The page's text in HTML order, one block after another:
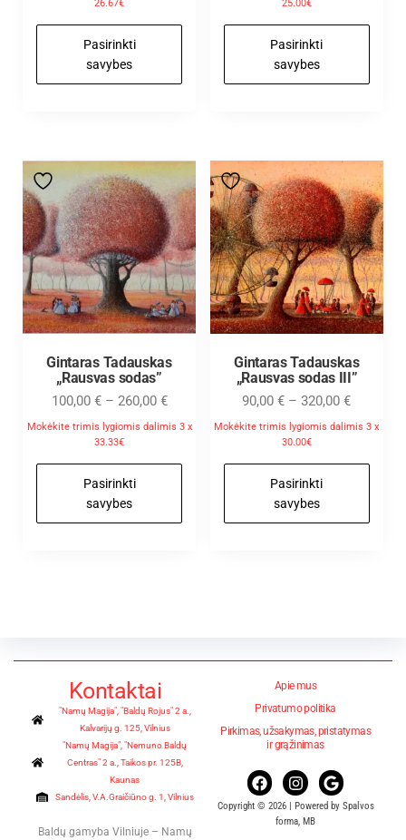
26.67€
Pasirinkti
savybes
25.00€
Pasirinkti
savybes
Gintaras Tadauskas
„Rausvas sodas”
100,00 € – 260,00 €
Mokėkite trimis lygiomis dalimis 3 x
33.33€
Pasirinkti
savybes
Gintaras Tadauskas
„Rausvas sodas III”
90,00€ – 320,00€
Mokėkite trimis lygiomis dalimis 3 x
30.00€
Pasirinkti
savybes
Kontaktai
"Namų Magija", "Baldų Rojus" 2 a.,
Kalvarijų g. 125, Vilnius
"Namų Magija", "Nemuno Baldų
Centras" 2 a., Taikos pr. 125B,
Kaunas
Sandėlis, V.A.Graičiūno g. 1, Vilnius
Baldų gamyba Vilniuje – Namų
Apie mus
Privatumo politika
Pirkimas, užsakymas, pristatymas
ir grąžinimas
Copyright © 2026 | Powered by Spalvos
forma, MB